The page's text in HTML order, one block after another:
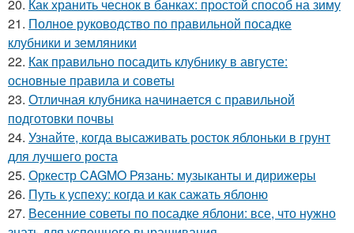
20. Как хранить чеснок в банках: простой способ на зиму
21. Полное руководство по правильной посадке
клубники и земляники
22. Как правильно посадить клубнику в августе:
основные правила и советы
23. Отличная клубника начинается с правильной
подготовки почвы
24. Узнайте, когда высаживать росток яблоньки в грунт
для лучшего роста
25. Оркестр CAGMO Рязань: музыканты и дирижеры
26. Путь к успеху: когда и как сажать яблоню
27. Весенние советы по посадке яблони: все, что нужно